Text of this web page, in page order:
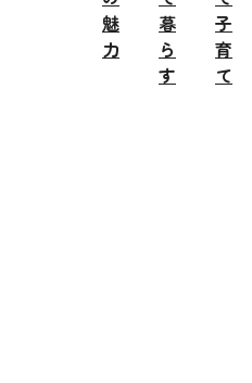
魅
力
暮
ら
す
子
育
て